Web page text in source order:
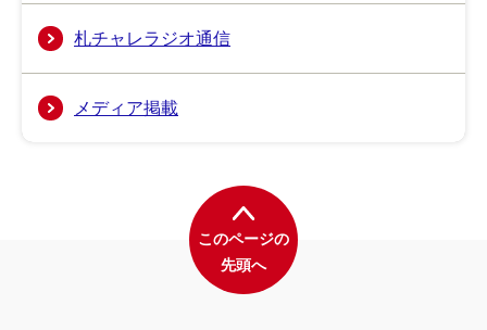
札チャレラジオ通信
メディア掲載
このページの
先頭へ